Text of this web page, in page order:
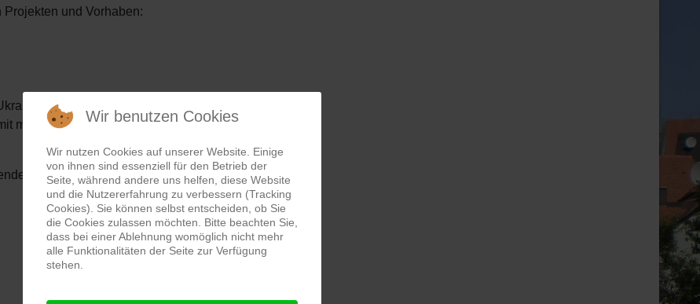
und Vorhaben:
mit finanziellen Mitteln und Sachspenden.
medizinischem Material, Babynahrung etc.
Konto für Geldspenden zur Verfügung:
Wir benutzen Cookies
Wir nutzen Cookies auf unserer Website. Einige
von ihnen sind essenziell für den Betrieb der
Seite, während andere uns helfen, diese Website
und die Nutzererfahrung zu verbessern (Tracking
Cookies). Sie können selbst entscheiden, ob Sie
die Cookies zulassen möchten. Bitte beachten Sie,
dass bei einer Ablehnung womöglich nicht mehr
alle Funktionalitäten der Seite zur Verfügung
stehen.